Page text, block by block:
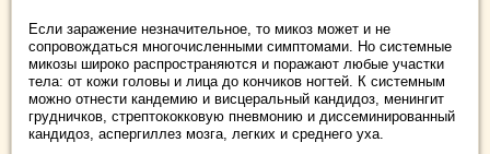
Если заражение незначительное, то микоз может и не
сопровождаться многочисленными симптомами. Но системные
микозы широко распространяются и поражают любые участки
тела: от кожи головы и лица до кончиков ногтей. К системным
можно отнести кандемию и висцеральный кандидоз, менингит
грудничков, стрептококковую пневмонию и диссеминированный
кандидоз, аспергиллез мозга, легких и среднего уха.